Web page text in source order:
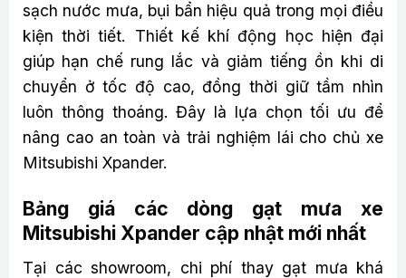
sạch nước mưa, bụi bẩn hiệu quả trong mọi điều
kiện thời tiết. Thiết kế khí động học hiện đại
giúp hạn chế rung lắc và giảm tiếng ồn khi di
chuyển ở tốc độ cao, đồng thời giữ tầm nhìn
luôn thông thoáng. Đây là lựa chọn tối ưu để
nâng cao an toàn và trải nghiệm lái cho chủ xe
Mitsubishi Xpander.
Bảng giá các dòng gạt mưa xe
Mitsubishi Xpander cập nhật mới nhất
Tại các showroom, chi phí thay gạt mưa khá